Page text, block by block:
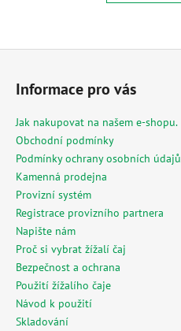
Informace pro vás
Jak nakupovat na našem e-shopu.
Obchodní podmínky
Podmínky ochrany osobních údajů
Kamenná prodejna
Provizní systém
Registrace provizního partnera
Napište nám
Proč si vybrat žížalí čaj
Bezpečnost a ochrana
Použití žížalího čaje
Návod k použití
Skladování